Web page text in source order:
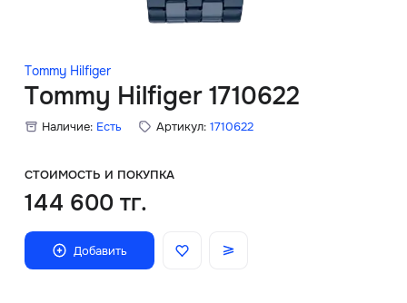
Tommy Hilfiger
Tommy Hilfiger 1710622
Наличие: Есть Артикул: 1710622
СТОИМОСТЬ И ПОКУПКА
144 600 тг.
Добавить
Скидки
Главная
О нас
Доставка и оплата